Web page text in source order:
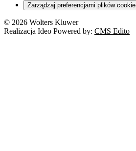
Zarządzaj preferencjami plików cookie
© 2026 Wolters Kluwer
Realizacja Ideo Powered by: CMS Edito